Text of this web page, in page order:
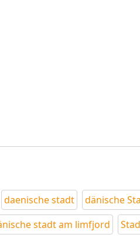
daenische stadt dänische
stadt am limfjord